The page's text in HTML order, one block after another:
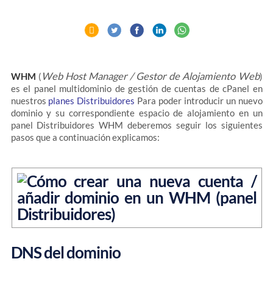
WHM ( Web Host Manager / Gestor de Alojamiento Web)
es el panel multidominio de gestión de cuentas de cPanel en
nuestros planes Distribuidores Para poder introducir un nuevo
dominio y su correspondiente espacio de alojamiento en un
panel Distribuidores WHM deberemos seguir los siguientes
pasos que a continuación explicamos:
DNS del dominio